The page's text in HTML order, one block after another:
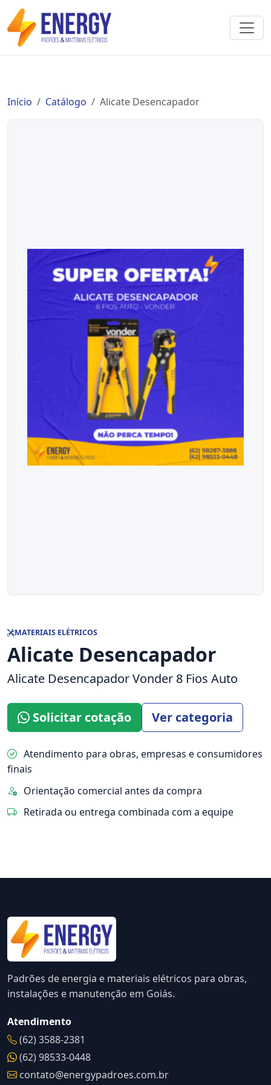
Início Catálogo Alicate Desencapador
MATERIAIS ELÉTRICOS
Alicate Desencapador
Alicate Desencapador Vonder 8 Fios Auto
Solicitar cotação Ver categoria
Atendimento para obras, empresas e consumidores
finais
Orientação comercial antes da compra
Retirada ou entrega combinada com a equipe
Padrões de energia e materiais elétricos para obras,
instalações e manutenção em Goiás.
Atendimento
(62) 3588-2381
(62) 98533-0448
contato@energypadroes.com.br